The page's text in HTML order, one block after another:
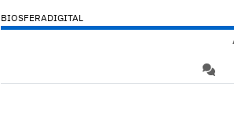
BIOSFERADIGITAL